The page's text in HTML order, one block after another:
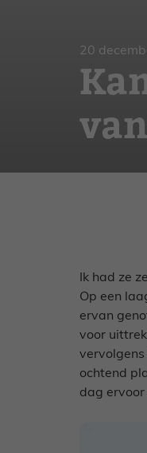
20
Ik had ze
Op een
ervan
voor
ochtend
dag ervoor